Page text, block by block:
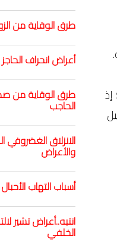
طرق الوقاية من
أعراض انحراف
طرق الوقاية من
الحاجب
الانزلاق الغضروفي
والأعراض
أسباب التهاب
انتبه..أعراض تشير
الخلفي